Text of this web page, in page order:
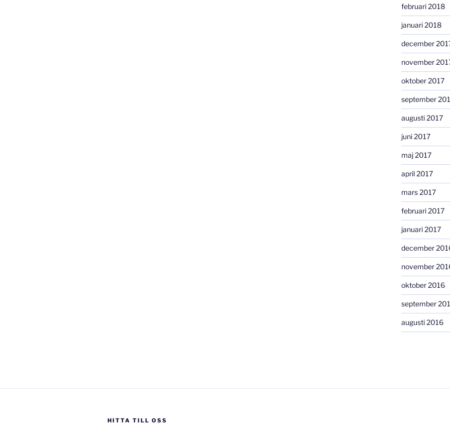
februari 2018
januari 2018
december
november
oktober 2017
september
augusti 2017
juni 2017
maj 2017
april 2017
mars 2017
februari 2017
januari 2017
december
november
oktober 2016
september
augusti 2016
HITTA TILL OSS